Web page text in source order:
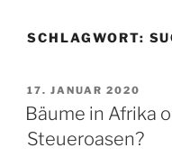
SCHLAGWORT:
VERÖFFENTLICHT
AM
17. JANUAR 2020
Bäume in Afrika
Steueroasen?